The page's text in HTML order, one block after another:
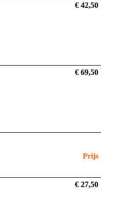
€ 42,50
€ 69,50
Prijs
€ 27,50